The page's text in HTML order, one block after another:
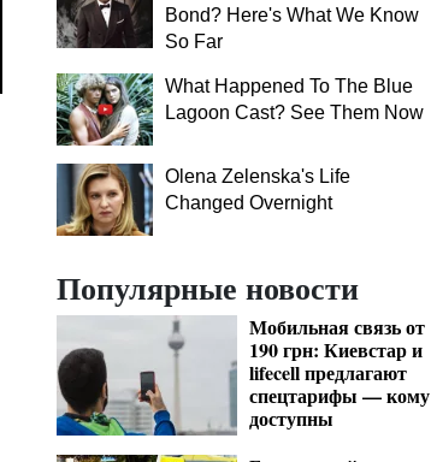
Bond? Here's What We Know
So Far
What Happened To The Blue
Lagoon Cast? See Them Now
Olena Zelenska's Life
Changed Overnight
Популярные новости
Мобильная связь от
190 грн: Киевстар и
lifecell предлагают
спецтарифы — кому
доступны